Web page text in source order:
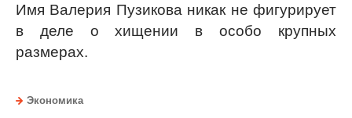
Имя Валерия Пузикова никак не фигурирует
в деле о хищении в особо крупных
размерах.
Экономика